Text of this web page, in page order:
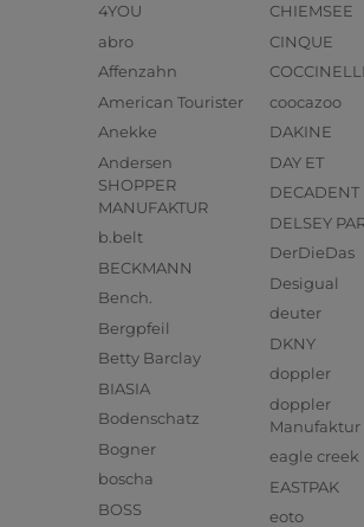
4YOU
abro
Affenzahn
American Tourister
Anekke
Andersen
SHOPPER
MANUFAKTUR
b.belt
BECKMANN
Bench.
Bergpfeil
Betty Barclay
BIASIA
Bodenschatz
Bogner
boscha
BOSS
CHIEMSEE
CINQUE
coocazoo
DAKINE
DAY ET
DECADENT
DELSEY
DerDieDas
Desigual
deuter
DKNY
doppler
doppler
Manufaktur
eagle creek
EASTPAK
eoto